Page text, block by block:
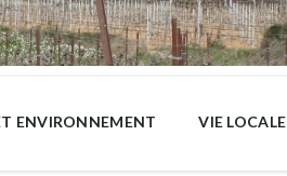
ENVIRONNEMENT VIE LOCALE